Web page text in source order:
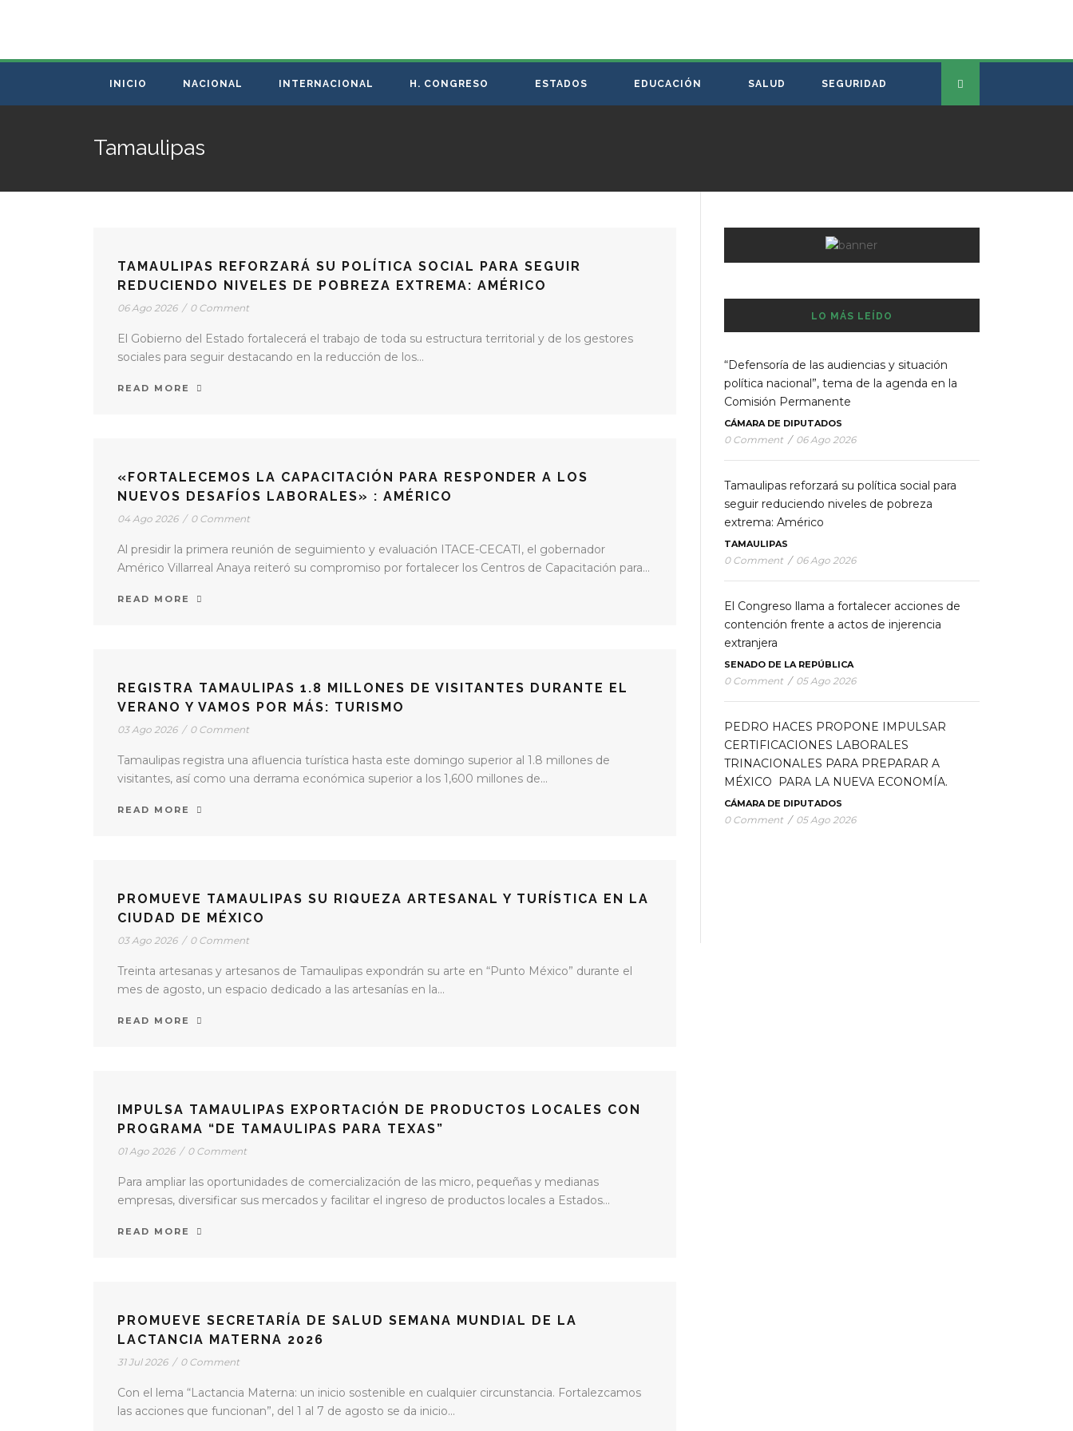
INICIO NACIONAL INTERNACIONAL H. CONGRESO ESTADOS EDUCACIÓN SALUD SEGURIDAD
Tamaulipas
TAMAULIPAS REFORZARÁ SU POLÍTICA SOCIAL PARA SEGUIR
REDUCIENDO NIVELES DE POBREZA EXTREMA: AMÉRICO
06 Ago 2026 / 0 Comment
El Gobierno del Estado fortalecerá el trabajo de toda su estructura territorial y de los gestores
sociales para seguir destacando en la reducción de los...
READ MORE
«FORTALECEMOS LA CAPACITACIÓN PARA RESPONDER A LOS
NUEVOS DESAFÍOS LABORALES» : AMÉRICO
04 Ago 2026 / 0 Comment
Al presidir la primera reunión de seguimiento y evaluación ITACE-CECATI, el gobernador
Américo Villarreal Anaya reiteró su compromiso por fortalecer los Centros de Capacitación para...
READ MORE
REGISTRA TAMAULIPAS 1.8 MILLONES DE VISITANTES DURANTE EL
VERANO Y VAMOS POR MÁS: TURISMO
03 Ago 2026 / 0 Comment
Tamaulipas registra una afluencia turística hasta este domingo superior al 1.8 millones de
visitantes, así como una derrama económica superior a los 1,600 millones de...
READ MORE
PROMUEVE TAMAULIPAS SU RIQUEZA ARTESANAL Y TURÍSTICA EN LA
CIUDAD DE MÉXICO
03 Ago 2026 / 0 Comment
Treinta artesanas y artesanos de Tamaulipas expondrán su arte en “Punto México” durante el
mes de agosto, un espacio dedicado a las artesanías en la...
READ MORE
IMPULSA TAMAULIPAS EXPORTACIÓN DE PRODUCTOS LOCALES CON
PROGRAMA “DE TAMAULIPAS PARA TEXAS”
01 Ago 2026 / 0 Comment
Para ampliar las oportunidades de comercialización de las micro, pequeñas y medianas
empresas, diversificar sus mercados y facilitar el ingreso de productos locales a Estados...
READ MORE
PROMUEVE SECRETARÍA DE SALUD SEMANA MUNDIAL DE LA
LACTANCIA MATERNA 2026
31 Jul 2026 / 0 Comment
Con el lema “Lactancia Materna: un inicio sostenible en cualquier circunstancia. Fortalezcamos
las acciones que funcionan”, del 1 al 7 de agosto se da inicio...
LO MÁS LEÍDO
“Defensoría de las audiencias y situación
política nacional”, tema de la agenda en la
Comisión Permanente
CÁMARA DE DIPUTADOS
0 Comment / 06 Ago 2026
Tamaulipas reforzará su política social para
seguir reduciendo niveles de pobreza
extrema: Américo
TAMAULIPAS
0 Comment / 06 Ago 2026
El Congreso llama a fortalecer acciones de
contención frente a actos de injerencia
extranjera
SENADO DE LA REPÚBLICA
0 Comment / 05 Ago 2026
PEDRO HACES PROPONE IMPULSAR
CERTIFICACIONES LABORALES
TRINACIONALES PARA PREPARAR A
MÉXICO PARA LA NUEVA ECONOMÍA.
CÁMARA DE DIPUTADOS
0 Comment / 05 Ago 2026